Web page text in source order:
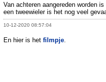
Van achteren aangereden worden
een tweewieler is het nog veel
10-12-2020 08:57:04
En hier is het filmpje.